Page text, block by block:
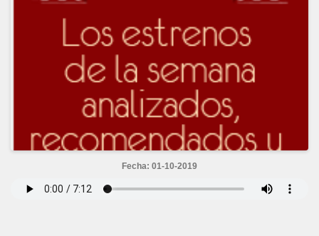
Fecha: 01-10-2019